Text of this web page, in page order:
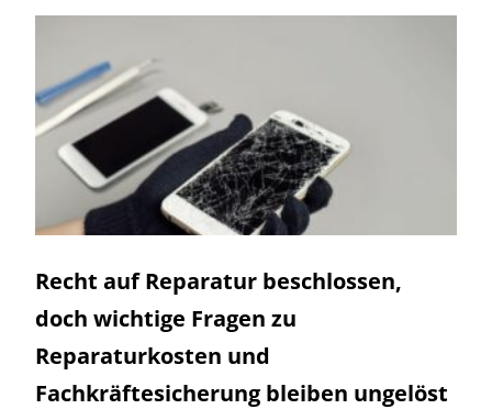
Recht auf Reparatur beschlossen,
doch wichtige Fragen zu
Reparaturkosten und
Fachkräftesicherung bleiben ungelöst